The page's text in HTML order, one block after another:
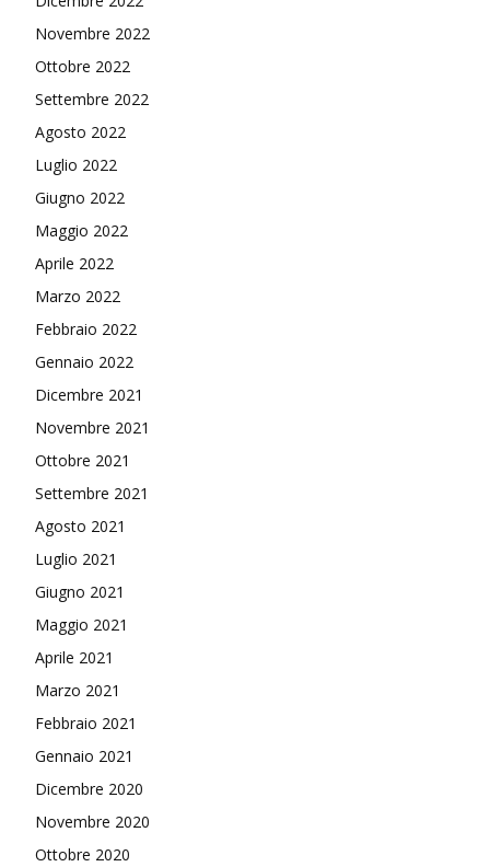
Novembre 2022
Ottobre 2022
Settembre 2022
Agosto 2022
Luglio 2022
Giugno 2022
Maggio 2022
Aprile 2022
Marzo 2022
Febbraio 2022
Gennaio 2022
Dicembre 2021
Novembre 2021
Ottobre 2021
Settembre 2021
Agosto 2021
Luglio 2021
Giugno 2021
Maggio 2021
Aprile 2021
Marzo 2021
Febbraio 2021
Gennaio 2021
Dicembre 2020
Novembre 2020
Ottobre 2020